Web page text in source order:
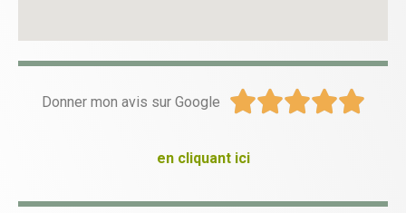
Donner mon avis sur Google 
en cliquant ici